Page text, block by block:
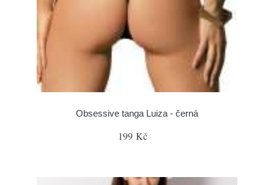
Obsessive tanga Luiza - černá
199 Kč